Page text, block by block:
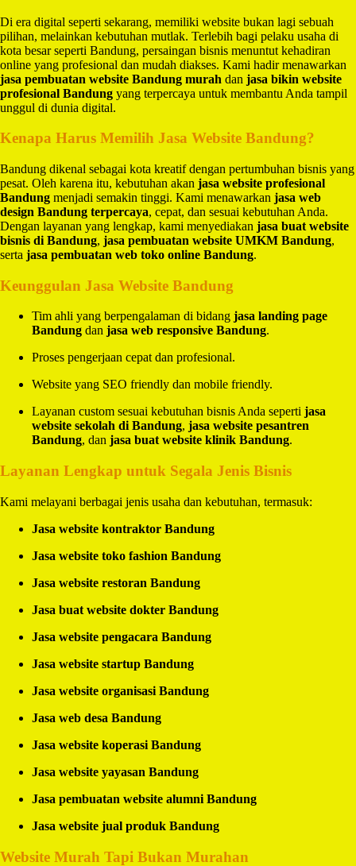
Di era digital seperti sekarang, memiliki website bukan lagi sebuah
pilihan, melainkan kebutuhan mutlak. Terlebih bagi pelaku usaha di
kota besar seperti Bandung, persaingan bisnis menuntut kehadiran
online yang profesional dan mudah diakses. Kami hadir menawarkan
jasa pembuatan website Bandung murah dan jasa bikin website
profesional Bandung yang terpercaya untuk membantu Anda tampil
unggul di dunia digital.
Kenapa Harus Memilih Jasa Website Bandung?
Bandung dikenal sebagai kota kreatif dengan pertumbuhan bisnis yang
pesat. Oleh karena itu, kebutuhan akan jasa website profesional
Bandung menjadi semakin tinggi. Kami menawarkan jasa web
design Bandung terpercaya, cepat, dan sesuai kebutuhan Anda.
Dengan layanan yang lengkap, kami menyediakan jasa buat website
bisnis di Bandung, jasa pembuatan website UMKM Bandung,
serta jasa pembuatan web toko online Bandung.
Keunggulan Jasa Website Bandung
Tim ahli yang berpengalaman di bidang jasa landing page
Bandung dan jasa web responsive Bandung.
Proses pengerjaan cepat dan profesional.
Website yang SEO friendly dan mobile friendly.
Layanan custom sesuai kebutuhan bisnis Anda seperti jasa
website sekolah di Bandung, jasa website pesantren
Bandung, dan jasa buat website klinik Bandung.
Layanan Lengkap untuk Segala Jenis Bisnis
Kami melayani berbagai jenis usaha dan kebutuhan, termasuk:
Jasa website kontraktor Bandung
Jasa website toko fashion Bandung
Jasa website restoran Bandung
Jasa buat website dokter Bandung
Jasa website pengacara Bandung
Jasa website startup Bandung
Jasa website organisasi Bandung
Jasa web desa Bandung
Jasa website koperasi Bandung
Jasa website yayasan Bandung
Jasa pembuatan website alumni Bandung
Jasa website jual produk Bandung
Website Murah Tapi Bukan Murahan